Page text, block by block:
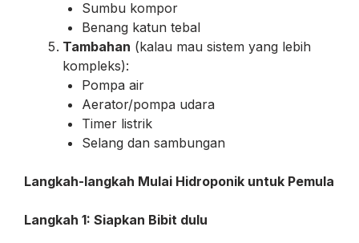
Sumbu kompor
Benang katun tebal
Tambahan (kalau mau sistem yang lebih
kompleks):
Pompa air
Aerator/pompa udara
Timer listrik
Selang dan sambungan
Langkah-langkah Mulai Hidroponik untuk Pemula
Langkah 1: Siapkan Bibit dulu